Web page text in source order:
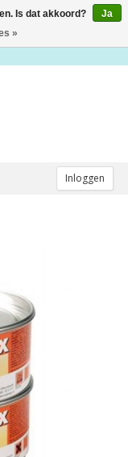
Inloggen
Is dat akkoord?
Ja
»